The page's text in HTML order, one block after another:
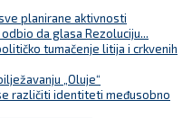
planirane aktivnosti
da glasa Rezoluciju...
tumačenje litija i crkvenih
„Oluje“
različiti identiteti međusobno